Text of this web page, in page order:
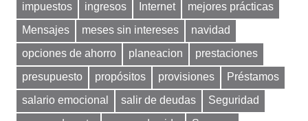
impuestos
ingresos Internet
mejores prácticas
Mensajes
meses sin intereses
navidad
opciones de ahorro
planeacion
prestaciones
presupuesto
propósitos provisiones
Préstamos
salario emocional
salir de deudas
Seguridad